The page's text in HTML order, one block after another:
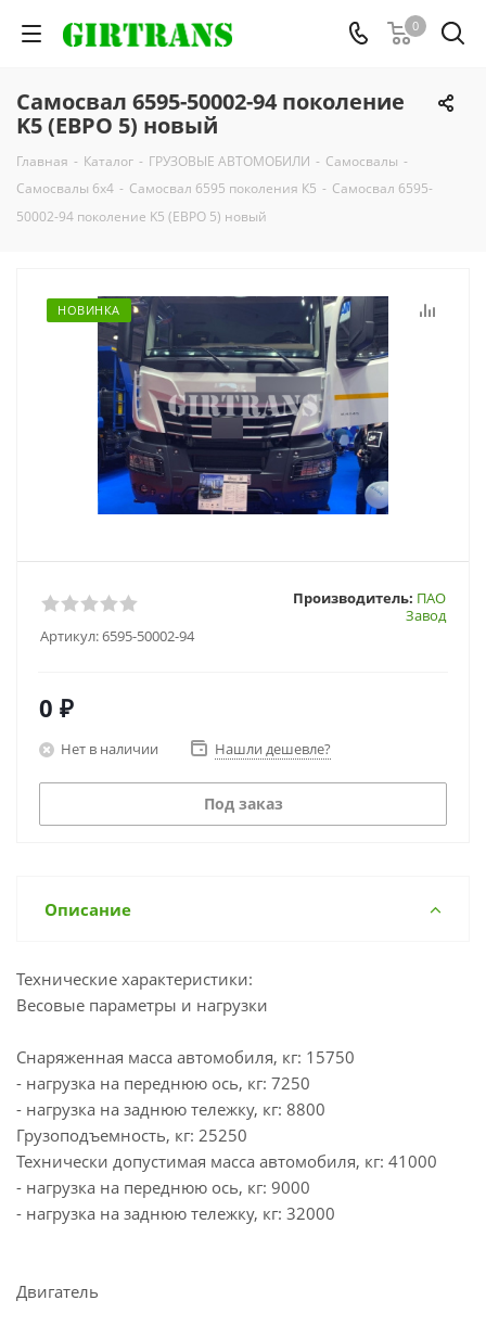
0
Самосвал 6595-50002-94 поколение
K5 (ЕВРО 5) новый
Главная - Каталог - ГРУЗОВЫЕ АВТОМОБИЛИ - Самосвалы -
Самосвалы 6х4 - Самосвал 6595 поколения К5 - Самосвал 6595-
50002-94 поколение K5 (ЕВРО 5) новый
НОВИНКА
Артикул:6595-50002-94
Производитель: ПАО
Завод
0 ₽
Нет в наличии Нашли дешевле?
Под заказ
Описание
Технические характеристики:
Весовые параметры и нагрузки
Снаряженная масса автомобиля, кг: 15750
- нагрузка на переднюю ось, кг: 7250
- нагрузка на заднюю тележку, кг: 8800
Грузоподъемность, кг: 25250
Технически допустимая масса автомобиля, кг: 41000
- нагрузка на переднюю ось, кг: 9000
- нагрузка на заднюю тележку, кг: 32000
Двигатель